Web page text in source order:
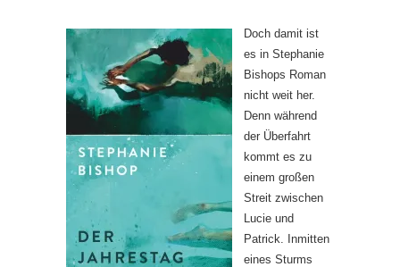
Doch damit ist
es in Stephanie
Bishops Roman
nicht weit her.
Denn während
der Überfahrt
kommt es zu
einem großen
Streit zwischen
Lucie und
Patrick. Inmitten
eines Sturms